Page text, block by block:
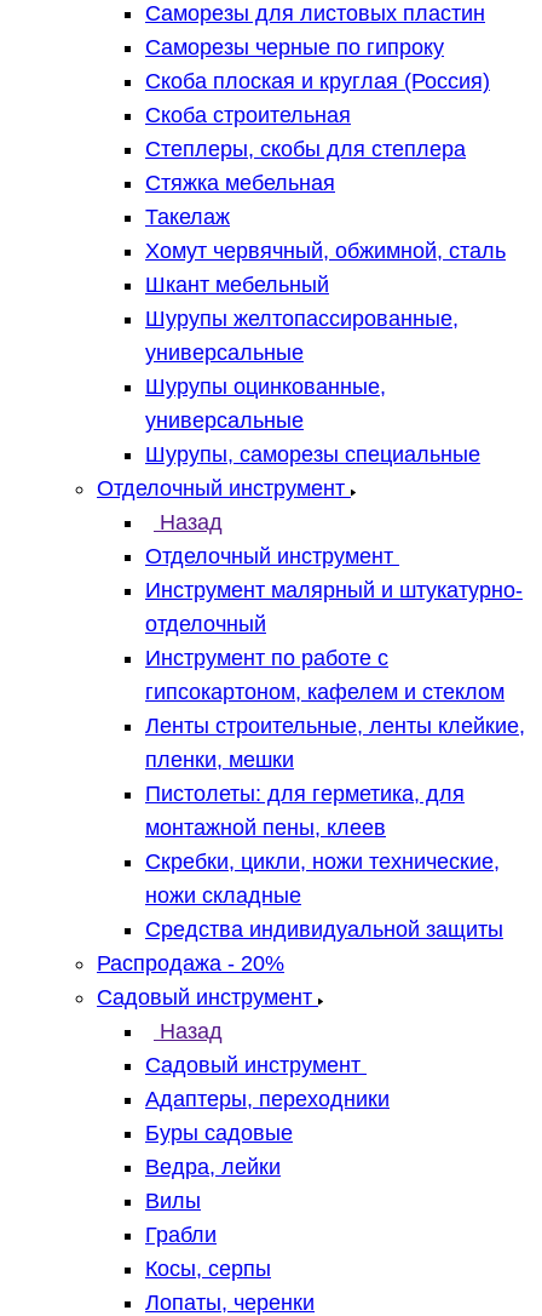
Саморезы для листовых пластин
Саморезы черные по гипроку
Скоба плоская и круглая (Россия)
Скоба строительная
Степлеры, скобы для степлера
Стяжка мебельная
Такелаж
Хомут червячный, обжимной, сталь
Шкант мебельный
Шурупы желтопассированные,
универсальные
Шурупы оцинкованные,
универсальные
Шурупы, саморезы специальные
Отделочный инструмент
Назад
Отделочный инструмент
Инструмент малярный и штукатурно-
отделочный
Инструмент по работе с
гипсокартоном, кафелем и стеклом
Ленты строительные, ленты клейкие,
пленки, мешки
Пистолеты: для герметика, для
монтажной пены, клеев
Скребки, цикли, ножи технические,
ножи складные
Средства индивидуальной защиты
Распродажа - 20%
Садовый инструмент
Назад
Садовый инструмент
Адаптеры, переходники
Буры садовые
Ведра, лейки
Вилы
Грабли
Косы, серпы
Лопаты, черенки